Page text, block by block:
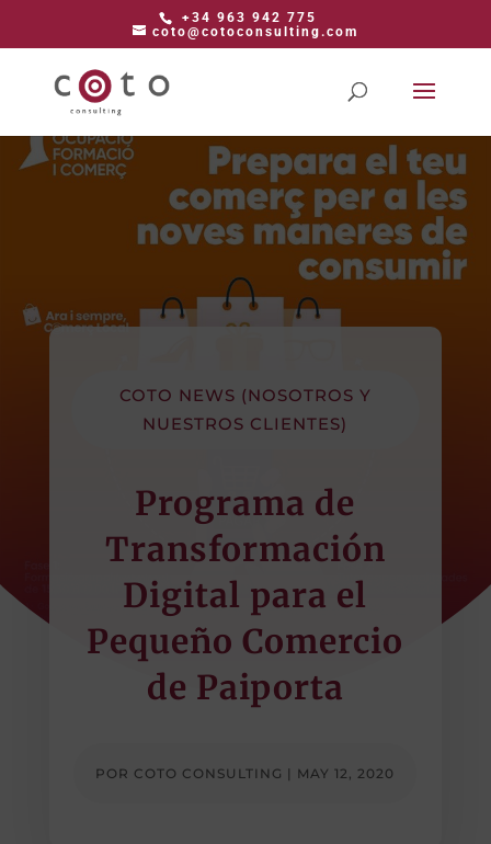
+34 963 942 775
coto@cotoconsulting.com
COTO NEWS (NOSOTROS Y
NUESTROS CLIENTES)
Programa de
Transformación
Digital para el
Pequeño Comercio
de Paiporta
POR COTO CONSULTING | MAY 12, 2020